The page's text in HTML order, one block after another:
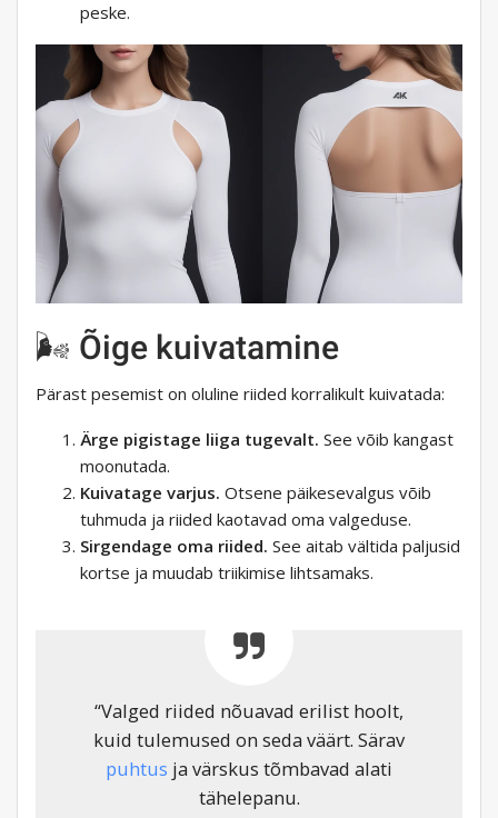
peske.
🌬️ Õige kuivatamine
Pärast pesemist on oluline riided korralikult kuivatada:
Ärge pigistage liiga tugevalt. See võib kangast
moonutada.
Kuivatage varjus. Otsene päikesevalgus võib
tuhmuda ja riided kaotavad oma valgeduse.
Sirgendage oma riided. See aitab vältida paljusid
kortse ja muudab triikimise lihtsamaks.
“Valged riided nõuavad erilist hoolt,
kuid tulemused on seda väärt. Särav
puhtus ja värskus tõmbavad alati
tähelepanu.